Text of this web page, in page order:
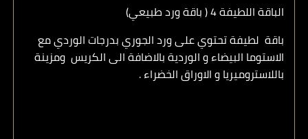
الباقة اللطيفة 4 ( باقة ورد طبيعي)
باقة لطيفة تحتوي على ورد الجوري بدرجات الوردي مع
الاستوما البيضاء و الوردية بالاضافة الى الكريس ومزينة
باللاستروميريا و الاوراق الخضراء .